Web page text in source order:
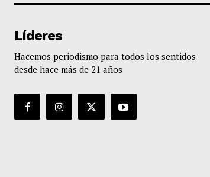
Líderes
Hacemos periodismo para todos los sentidos
desde hace más de 21 años